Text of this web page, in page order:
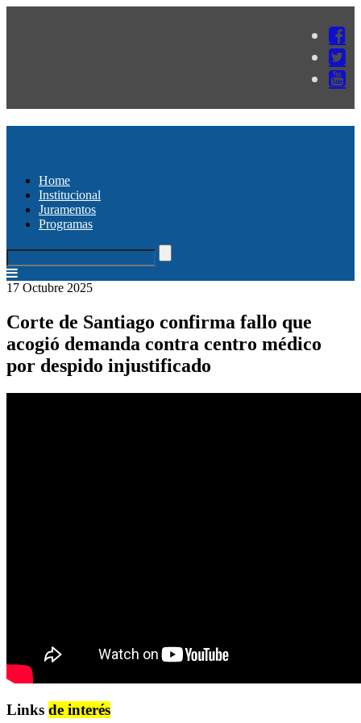
Home
Institucional
Juramentos
Programas
17 Octubre 2025
Corte de Santiago confirma fallo que
acogió demanda contra centro médico
por despido injustificado
Links de interés